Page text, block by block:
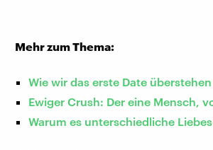
Mehr zum Thema:
Wie wir das erste Date überstehen
Ewiger Crush: Der eine Mensch,
Warum es unterschiedliche